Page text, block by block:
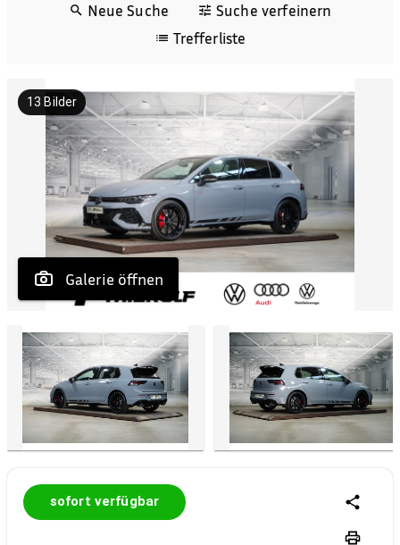
Neue Suche
Suche verfeinern
Trefferliste
Galerie öffnen
13 Bilder
sofort verfügbar